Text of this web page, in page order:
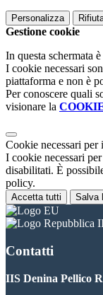
Personalizza
Gestione cookie
In questa schermata
I cookie necessari
piattaforma e non è
Per conoscere quali
visionare la
Cookie necessari
I cookie necessari
disabilitati. È
policy.
Accetta tutti Salva
Contatti
IIS Denina Pellico